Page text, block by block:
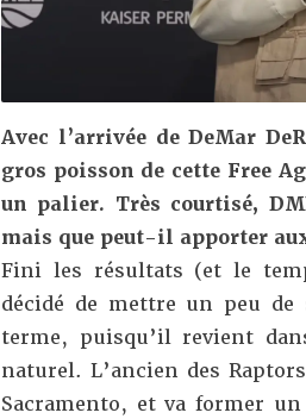
Avec l’arrivée de DeMar
gros poisson de cette Free
un palier. Très courtisé,
mais que peut-il apporter
Fini les résultats (et le
décidé de mettre un peu
terme, puisqu’il revient
naturel. L’ancien des
Sacramento, et va former